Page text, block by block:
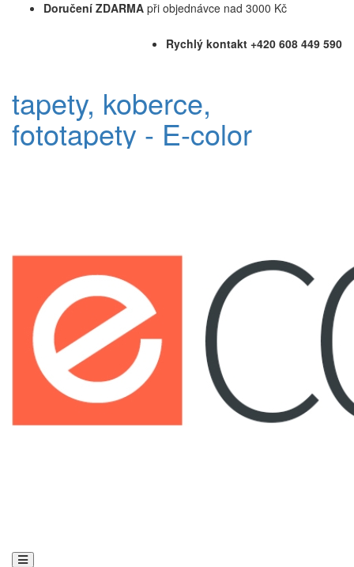
Doručení ZDARMA při objednávce nad 3000 Kč
Rychlý kontakt +420 608 449 590
tapety, koberce,
fototapety - E-color